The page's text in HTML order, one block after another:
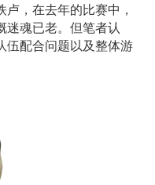
，在去年的比赛中，
迷魂已老。但笔者认
伍配合问题以及整体游